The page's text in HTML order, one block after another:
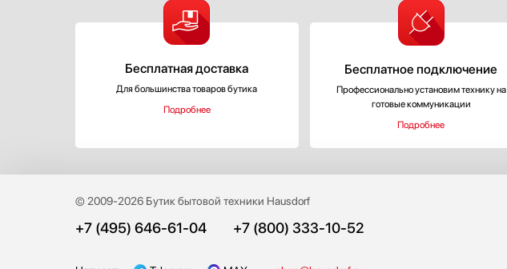
Бесплатная доставка
Для большинства товаров бутика
Подробнее
Бесплатное подключение
Профессионально установим технику на
готовые коммуникации
Подробнее
© 2009-2026 Бутик бытовой техники Hausdorf
+7 (495) 646-61-04 +7 (800) 333-10-52